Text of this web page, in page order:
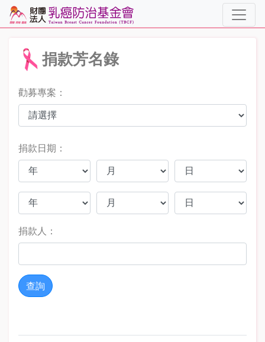
捐款芳名錄
勸募專案：
捐款日期：
捐款人：
查詢